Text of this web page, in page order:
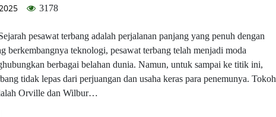
3178
pesawat terbang adalah perjalanan panjang yang penuh dengan
berkembangnya teknologi, pesawat terbang telah menjadi moda
berbagai belahan dunia. Namun, untuk sampai ke titik ini,
tidak lepas dari perjuangan dan usaha keras para penemunya. Tokoh
Orville dan Wilbur…